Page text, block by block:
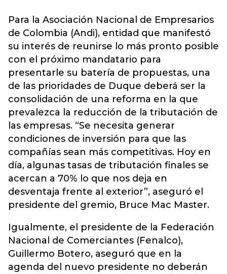
Para la Asociación Nacional de Empresarios
de Colombia (Andi), entidad que manifestó
su interés de reunirse lo más pronto posible
con el próximo mandatario para
presentarle su batería de propuestas, una
de las prioridades de Duque deberá ser la
consolidación de una reforma en la que
prevalezca la reducción de la tributación de
las empresas. “Se necesita generar
condiciones de inversión para que las
compañías sean más competitivas. Hoy en
día, algunas tasas de tributación finales se
acercan a 70% lo que nos deja en
desventaja frente al exterior”, aseguró el
presidente del gremio, Bruce Mac Master.
Igualmente, el presidente de la Federación
Nacional de Comerciantes (Fenalco),
Guillermo Botero, aseguró que en la
agenda del nuevo presidente no deberán